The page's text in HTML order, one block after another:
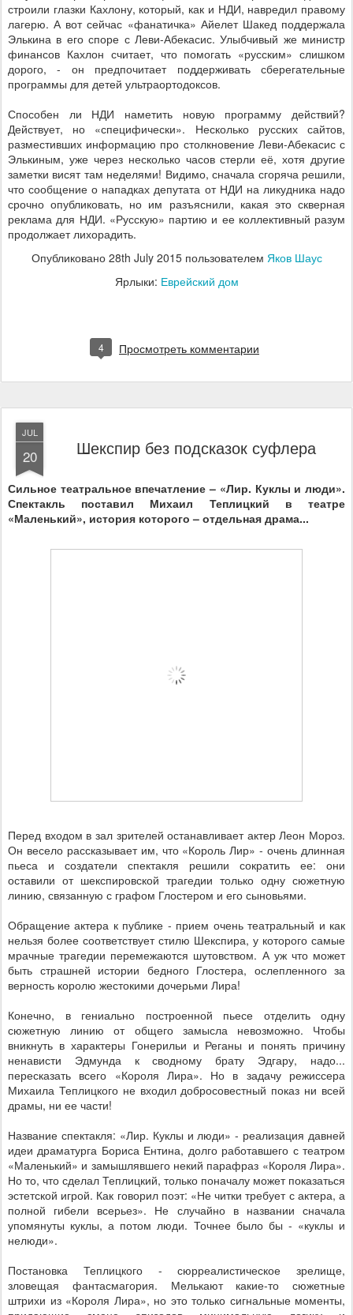
строили глазки Кахлону, который, как и НДИ, навредил правому
лагерю. А вот сейчас «фанатичка» Айелет Шакед поддержала
Элькина в его споре с Леви-Абекасис. Улыбчивый же министр
финансов Кахлон считает, что помогать «русским» слишком
дорого, - он предпочитает поддерживать сберегательные
программы для детей ультраортодоксов.
Способен ли НДИ наметить новую программу действий?
Действует, но «специфически». Несколько русских сайтов,
разместивших информацию про столкновение Леви-Абекасис с
Элькиным, уже через несколько часов стерли её, хотя другие
заметки висят там неделями! Видимо, сначала сгоряча решили,
что сообщение о нападках депутата от НДИ на ликудника надо
срочно опубликовать, но им разъяснили, какая это скверная
реклама для НДИ. «Русскую» партию и ее коллективный разум
продолжает лихорадить.
Опубликовано 28th July 2015пользователем Яков Шаус
Ярлыки: Еврейский дом
4 Просмотреть комментарии
JUL
20 Шекспир без подсказок суфлера
Сильное театральное впечатление – «Лир. Куклы и люди».
Спектакль поставил Михаил Теплицкий в театре
«Маленький», история которого – отдельная драма...
Перед входом в зал зрителей останавливает актер Леон Мороз.
Он весело рассказывает им, что «Король Лир» - очень длинная
пьеса и создатели спектакля решили сократить ее: они
оставили от шекспировской трагедии только одну сюжетную
линию, связанную с графом Глостером и его сыновьями.
Обращение актера к публике - прием очень театральный и как
нельзя более соответствует стилю Шекспира, у которого самые
мрачные трагедии перемежаются шутовством. А уж что может
быть страшней истории бедного Глостера, ослепленного за
верность королю жестокими дочерьми Лира!
Конечно, в гениально построенной пьесе отделить одну
сюжетную линию от общего замысла невозможно. Чтобы
вникнуть в характеры Гонерильи и Реганы и понять причину
ненависти Эдмунда к сводному брату Эдгару, надо...
пересказать всего «Короля Лира». Но в задачу режиссера
Михаила Теплицкого не входил добросовестный показ ни всей
драмы, ни ее части!
Название спектакля: «Лир. Куклы и люди» - реализация давней
идеи драматурга Бориса Ентина, долго работавшего с театром
«Маленький» и замышлявшего некий парафраз «Короля Лира».
Но то, что сделал Теплицкий, только поначалу может показаться
эстетской игрой. Как говорил поэт: «Не читки требует с актера, а
полной гибели всерьез». Не случайно в названии сначала
упомянуты куклы, а потом люди. Точнее было бы - «куклы и
нелюди».
Постановка Теплицкого - сюрреалистическое зрелище,
зловещая фантасмагория. Мелькают какие-то сюжетные
штрихи из «Короля Лира», но это только сигнальные моменты,